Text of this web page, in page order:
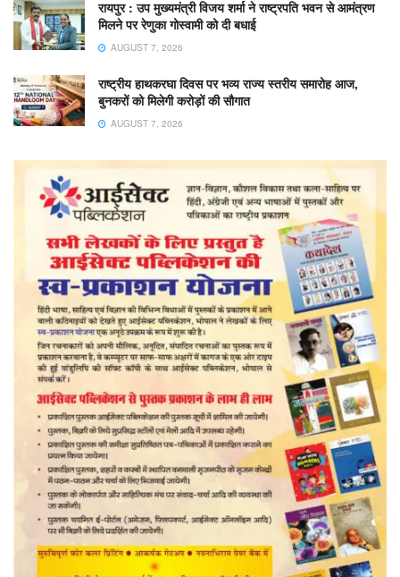
रायपुर : उप मुख्यमंत्री विजय शर्मा ने राष्ट्रपति भवन से आमंत्रण
मिलने पर रेणुका गोस्वामी को दी बधाई
AUGUST 7, 2026
राष्ट्रीय हाथकरघा दिवस पर भव्य राज्य स्तरीय समारोह आज,
बुनकरों को मिलेगी करोड़ों की सौगात
AUGUST 7, 2026